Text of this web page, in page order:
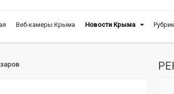
Веб-камеры Крыма Новости Крыма